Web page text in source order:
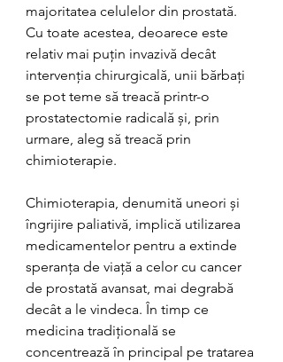
majoritatea celulelor din prostată.
Cu toate acestea, deoarece este
relativ mai puțin invazivă decât
intervenția chirurgicală, unii bărbați
se pot teme să treacă printr-o
prostatectomie radicală și, prin
urmare, aleg să treacă prin
chimioterapie.
Chimioterapia, denumită uneori și
îngrijire paliativă, implică utilizarea
medicamentelor pentru a extinde
speranța de viață a celor cu cancer
de prostată avansat, mai degrabă
decât a le vindeca. În timp ce
medicina tradițională se
concentrează în principal pe tratarea